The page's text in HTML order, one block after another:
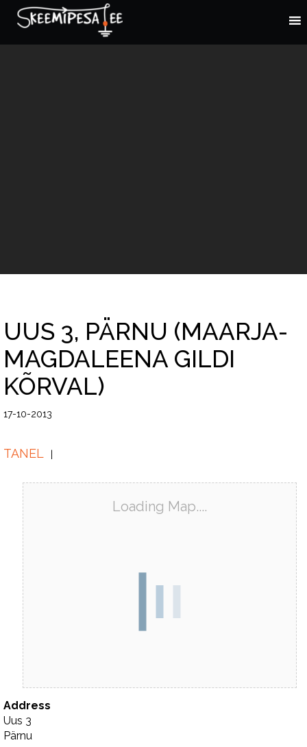
UUS 3, PÄRNU (MAARJA-
MAGDALEENA GILDI
KÕRVAL)
17-10-2013
TANEL
Loading Map....
Address
Uus 3
Pärnu